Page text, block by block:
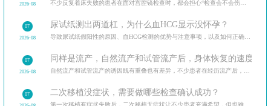
2026-08
07
2026-08
尿试纸测出两道杠，为什么血HCG显示没怀孕？
07
2026-08
同样是流产，自然流产和试管流产后，身体恢复的速度和
07 二次移植没症状，需要做哪些检查确认成功？